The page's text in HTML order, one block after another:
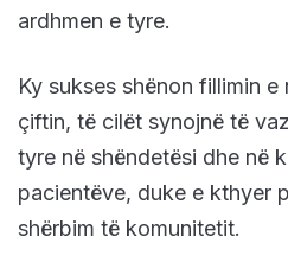
ardhmen e tyre.
Ky sukses shënon fillimin
çiftin, të cilët synojnë të
tyre në shëndetësi dhe në
pacientëve, duke e kthyer
shërbim të komunitetit.